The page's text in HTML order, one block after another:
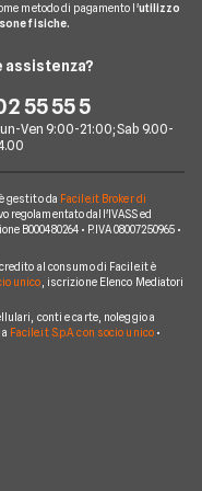
metodo di pagamento l'utilizzo
fisiche.
assistenza?
55 55 5
Ven 9:00-21:00; Sab 9.00-
gestito da Facile.it Broker di
regolamentato dall'IVASS ed
B000480264 • P.IVA 08007250965 •
al consumo di Facile.it è
unico , iscrizione Elenco Mediatori
conti e carte, noleggio a
Facile.it S.p.A. con socio unico•